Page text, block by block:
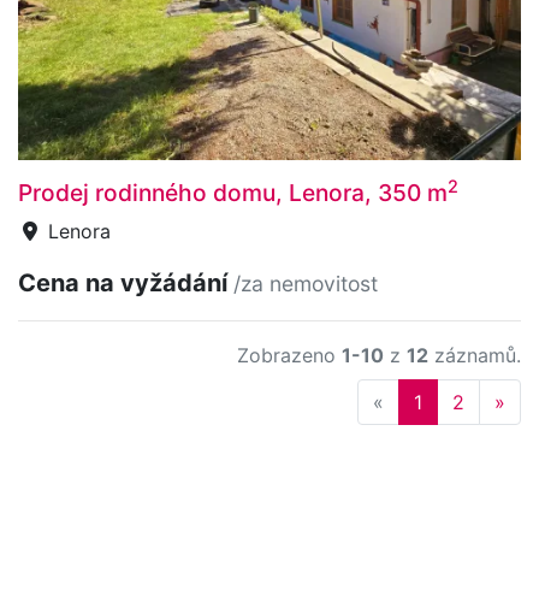
Prodej rodinného domu, Lenora, 350 m2
Lenora
Cena na vyžádání /za nemovitost
Zobrazeno 1-10 z 12 záznamů.
« Previous
1 2 »